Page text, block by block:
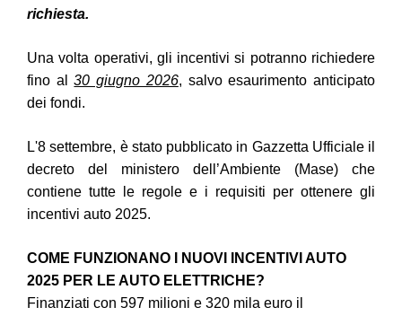
richiesta.
Una volta operativi, gli incentivi si potranno richiedere
fino al30 giugno 2026, salvo esaurimento anticipato
dei fondi.
L'8 settembre, è stato pubblicato in Gazzetta Ufficiale il
decreto del ministero dell’Ambiente (Mase) che
contiene tutte le regole e i requisiti per ottenere gli
incentivi auto 2025.
COME FUNZIONANO I NUOVI INCENTIVI AUTO
2025 PER LE AUTO ELETTRICHE?
Finanziati con 597 milioni e 320 mila euro il